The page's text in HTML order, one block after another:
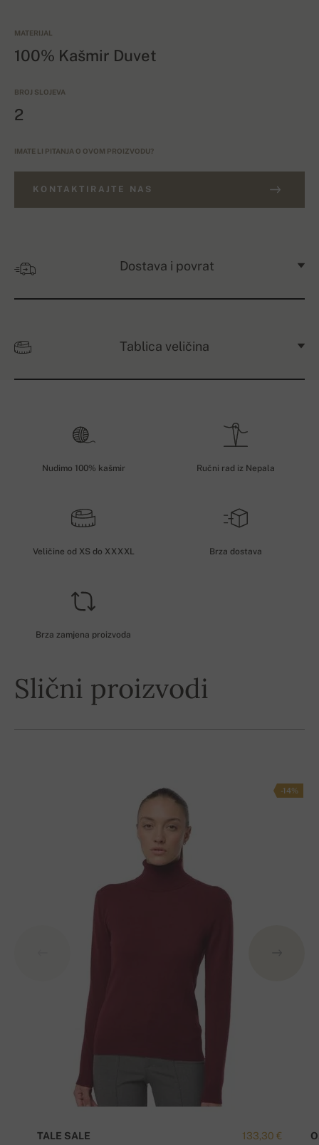
MATERIJAL
100% Kašmir Duvet
BROJ SLOJEVA
2
IMATE LI PITANJA O OVOM PROIZVODU?
KONTAKTIRAJTE NAS
Dostava i povrat
Tablica veličina
Nudimo 100% kašmir Ručni rad iz Nepala
Veličine od XS do XXXXL Brza dostava
Brza zamjena proizvoda
Slični proizvodi
-14%
133,30 €
TALE SALE